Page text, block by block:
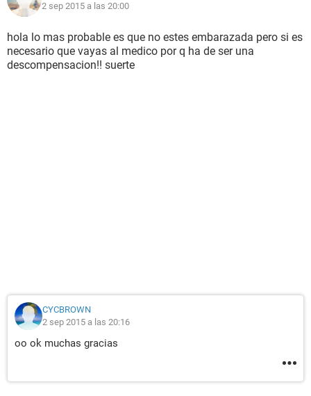
2 sep 2015 a las 20:00
hola lo mas probable es que no estes embarazada pero si es
necesario que vayas al medico por q ha de ser una
descompensacion!! suerte
CYCBROWN
2 sep 2015 a las 20:16
oo ok muchas gracias